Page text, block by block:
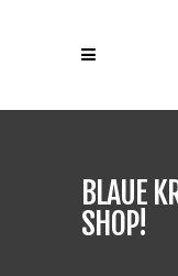
BLAUE
SHOP!